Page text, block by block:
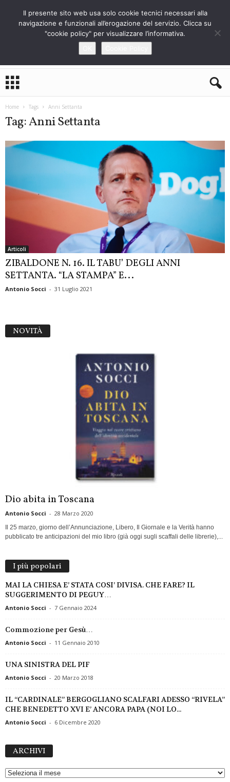
S
Home Tags Anni Settanta
Tag: Anni Settanta
Articoli
ZIBALDONE N. 16. IL TABU’ DEGLI ANNI
SETTANTA. “LA STAMPA” E...
Antonio Socci - 31 Luglio 2021
NOVITÀ
Dio abita in Toscana
Antonio Socci - 28 Marzo 2020
Il 25 marzo, giorno dell’Annunciazione, Libero, Il Giornale e la Verità hanno
pubblicato tre anticipazioni del mio libro (già oggi sugli scaffali delle librerie),...
I più popolari
MAI LA CHIESA E’ STATA COSI’ DIVISA. CHE FARE? IL
SUGGERIMENTO DI PEGUY…
Antonio Socci - 7 Gennaio 2024
Commozione per Gesù…
Antonio Socci - 11 Gennaio 2010
UNA SINISTRA DEL PIF
Antonio Socci - 20 Marzo 2018
IL “CARDINALE” BERGOGLIANO SCALFARI ADESSO “RIVELA”
CHE BENEDETTO XVI E’ ANCORA PAPA (NOI LO...
Antonio Socci - 6 Dicembre 2020
ARCHIVI
H
Il presente sito web usa solo cookie tecnici necessari alla
navigazione e funzionali all’erogazione del servizio. Clicca su
"cookie policy" per visualizzare l’informativa.